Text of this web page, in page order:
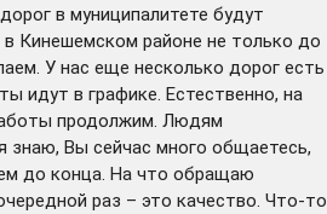
в муниципалитете будут
Кинешемском районе не только до
У нас еще несколько дорог есть
идут в графике. Естественно, на
продолжим. Людям
знаю, Вы сейчас много общаетесь,
до конца. На что обращаю
раз – это качество. Что-то